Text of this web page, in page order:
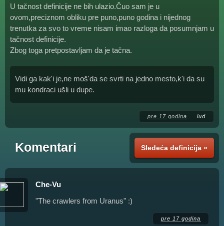
U tačnost definicije ne bih ulazio.Čuo sam je u
ovom,preciznom obliku pre puno,puno godina i nijednog
trenutka za svo to vreme nisam imao razloga da posumnjam u
tačnost definicije.
Zbog toga pretpostavljam da je tačna.
Vidi ga kak'i je,ne moš'da se svrti na jedno mesto,k'i da su
mu kondraci ušli u dupe.
pre 17 godina lud
Sledeća definicija »
Komentari
Che-Vu
"The crawlers from Uranus" :)
pre 17 godina